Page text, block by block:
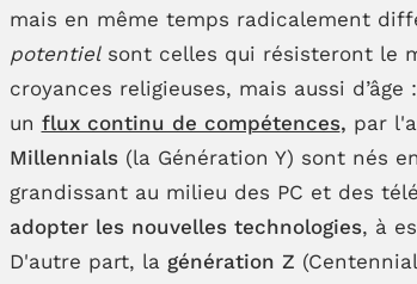
mais en même temps radicalement
potentielsont celles qui résisteront le
croyances religieuses, mais aussi
un flux continu de compétences, par
Millennials(la Génération Y) sont nés
grandissant au milieu des PC et des
adopter les nouvelles technologies, à
D'autre part, la génération Z